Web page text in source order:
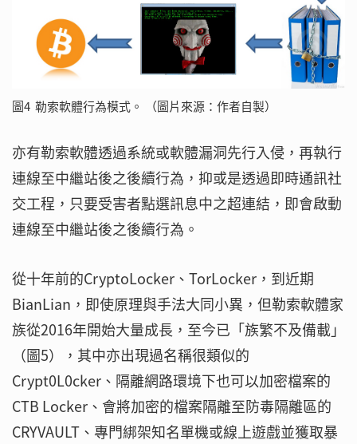
圖4 勒索軟體行為模式。 （圖片來源：作者自製）
亦有勒索軟體透過系統或軟體漏洞先行入侵，再執行
連線至中繼站後之後續行為，抑或是透過即時通訊社
交工程，只要受害者點選訊息中之超連結，即會啟動
連線至中繼站後之後續行為。
從十年前的CryptoLocker、TorLocker，到近期
BianLian，即使原理與手法大同小異，但勒索軟體家
族從2016年開始大量成長，至今已「族繁不及備載」
（圖5），其中亦出現過名稱很類似的
Crypt0L0cker、隔離網路環境下也可以加密檔案的
CTB Locker、會將加密的檔案隔離至防毒隔離區的
CRYVAULT、專門綁架知名單機或線上遊戲並獲取暴